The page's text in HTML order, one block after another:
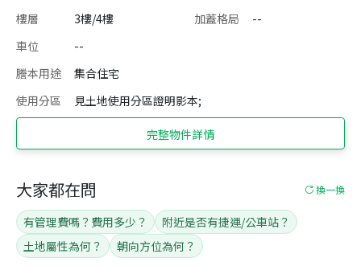
樓層
3樓/4樓 加蓋格局
--
車位
--
謄本用途
集合住宅
使用分區
見土地使用分區證明影本;
完整物件詳情
大家都在問 換一換
有管理費嗎？費用多少？
附近是否有捷運/公車站？
土地屬性為何？
朝向方位為何？